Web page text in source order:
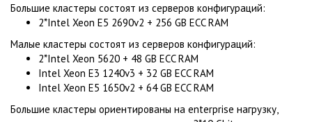
Большие кластеры состоят из серверов конфигураций:
2*Intel Xeon E5 2690v2 + 256 GB ECC RAM
Малые кластеры состоят из серверов конфигураций:
2*Intel Xeon 5620 + 48 GB ECC RAM
Intel Xeon E3 1240v3 + 32 GB ECC RAM
Intel Xeon E5 1650v2 + 64 GB ECC RAM
Большие кластеры ориентированы на enterprise нагрузку,